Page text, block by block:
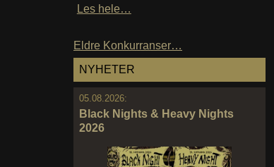
Les hele…
Eldre Konkurranser…
NYHETER
05.08.2026:
Black Nights & Heavy Nights
2026